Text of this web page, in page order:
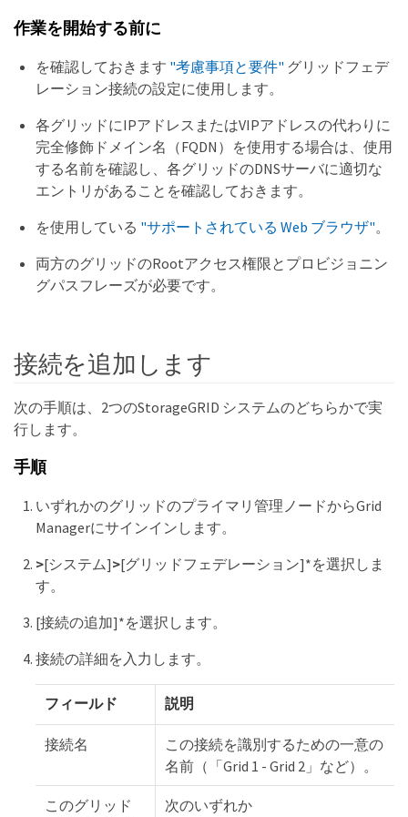
作業を開始する前に
を確認しておきます "考慮事項と要件" グリッドフェデ
レーション接続の設定に使用します。
各グリッドにIPアドレスまたはVIPアドレスの代わりに
完全修飾ドメイン名（FQDN）を使用する場合は、使用
する名前を確認し、各グリッドのDNSサーバに適切な
エントリがあることを確認しておきます。
を使用している "サポートされている Web ブラウザ"。
両方のグリッドのRootアクセス権限とプロビジョニン
グパスフレーズが必要です。
接続を追加します
次の手順は、2つのStorageGRID システムのどちらかで実
行します。
手順
いずれかのグリッドのプライマリ管理ノードからGrid
Managerにサインインします。
>[システム]>[グリッドフェデレーション]*を選択しま
す。
[接続の追加]*を選択します。
接続の詳細を入力します。
フィールド 説明
接続名
この接続を識別するための一意の
名前（「Grid 1 - Grid 2」など）。
このグリッド
次のいずれか